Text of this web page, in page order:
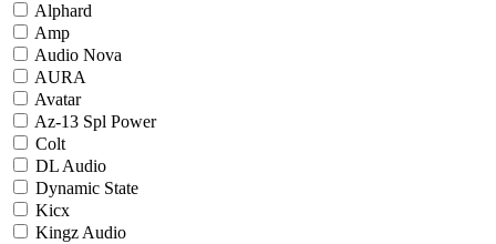
Alphard
Amp
Audio Nova
AURA
Avatar
Az-13 Spl Power
Colt
DL Audio
Dynamic State
Kicx
Kingz Audio